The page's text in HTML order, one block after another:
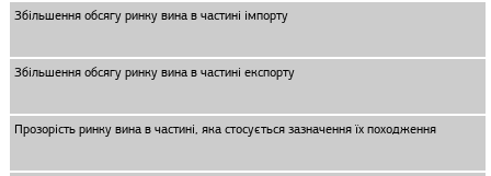
Збільшення обсягу ринку вина в частині імпорту
Збільшення обсягу ринку вина в частині експорту
Прозорість ринку вина в частині, яка стосується зазначення їх походження